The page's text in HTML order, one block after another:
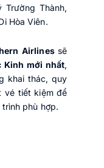
Trường Thành,
Hòa Viên.
Airlines sẽ
Kinh mới nhất,
khai thác, quy
vé tiết kiệm để
phù hợp.